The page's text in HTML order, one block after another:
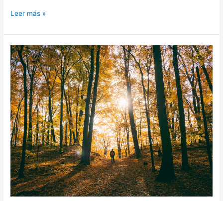
Leer más »
4
hábitos
de
la
infancia
que
aún
perduran
en
una
pediatra